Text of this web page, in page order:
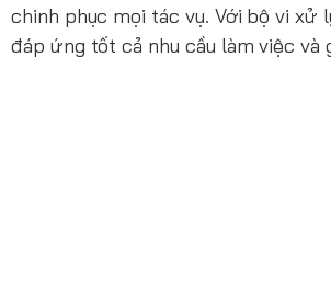
chinh phục mọi tác vụ. Với bộ vi xử
đáp ứng tốt cả nhu cầu làm việc và